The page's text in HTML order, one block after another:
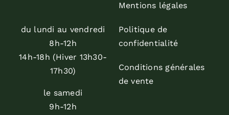
du lundi au vendredi
8h-12h
14h-18h (Hiver 13h30-
17h30)
le samedi
9h-12h
Mentions légales
Politique de
confidentialité
Conditions générales
de vente